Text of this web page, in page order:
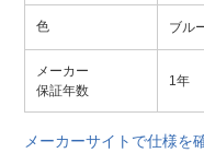
色 ブル
メーカー
保証年数
1年
メーカーサイトで仕様を